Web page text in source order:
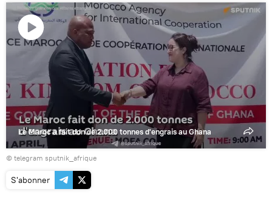
Le Maroc a fait don de 2.000 tonnes d'engrais au Ghana
© telegram sputnik_afrique
S'abonner